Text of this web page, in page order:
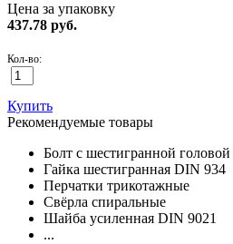
Цена за упаковку
437.78 руб.
Кол-во:
Купить
Рекомендуемые товары
Болт с шестигранной
Гайка шестигранная DIN 934
Перчатки трикотажные
Свёрла спиральные
Шайба усиленная DIN 9021
...